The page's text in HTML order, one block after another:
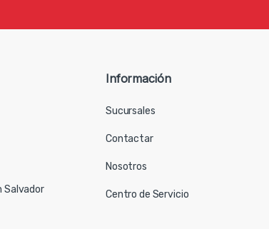
Salvador
Información
Sucursales
Contactar
Nosotros
Centro de Servicio